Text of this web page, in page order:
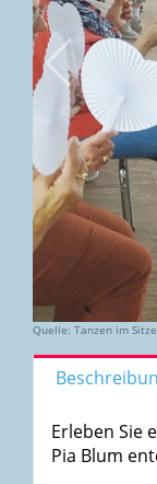
Quelle: Tanzen im
Erleben Sie
Pia Blum